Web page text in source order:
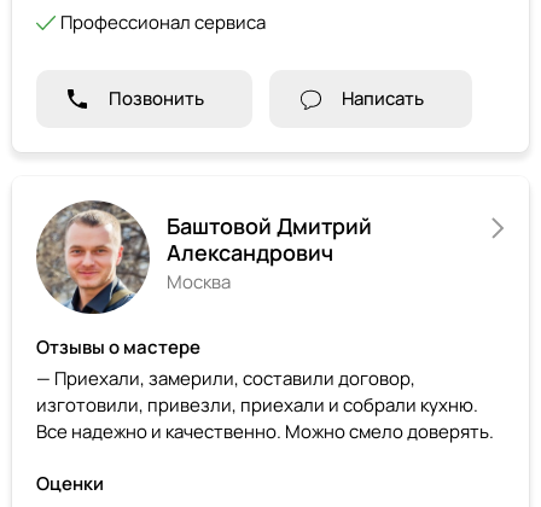
Профессионал сервиса
Позвонить Написать
Баштовой Дмитрий
Александрович
Москва
Отзывы о мастере
— Приехали, замерили, составили договор,
изготовили, привезли, приехали и собрали кухню.
Все надежно и качественно. Можно смело доверять.
Оценки